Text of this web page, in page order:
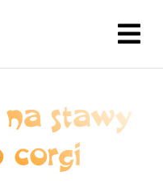
stawy
corgi